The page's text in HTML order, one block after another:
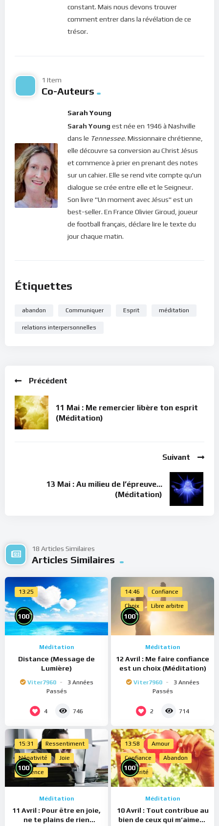
Si vous voulez vous inscrire sur le site (afin d’être en mesure
constant. Mais nous devons trouver
comment entrer dans la révélation de ce
trésor.
1 Item
Co-Auteurs
Sarah Young
Sarah Young est née en 1946 à Nashville
dans le Tennessee. Missionnaire chrétienne,
elle découvre sa conversion au Christ Jésus
et commence à prier en prenant des notes
sur un cahier. Elle se rend vite compte qu'un
dialogue se crée entre elle et le Seigneur.
Son livre "Un moment avec Jésus" est un
best-seller. En France Olivier Giroud, joueur
de football français, déclare lire le texte du
jour chaque matin.
Étiquettes
abandon Communiquer Esprit méditation
relations interpersonnelles
Précédent
11 Mai : Me remercier libère ton esprit
(Méditation)
Suivant
13 Mai : Au milieu de l’épreuve…
(Méditation)
18 Articles Similaires
Articles Similaires
13:25
100%
Méditation
Distance (Message de
Lumière)
Viter7960
3 Années
Passés
4 746
14:46 Confiance
Choix Libre arbitre
100%
Méditation
12 Avril : Me faire confiance
est un choix (Méditation)
Viter7960
3 Années
Passés
2 714
15:31 Ressentiment
Négativité Joie
Présence
100%
Méditation
11 Avril : Pour être en joie,
ne te plains de rien
13:58 Amour
Confiance Abandon
Sincérité
100%
Méditation
10 Avril : Tout contribue au
bien de ceux qui m’aiment